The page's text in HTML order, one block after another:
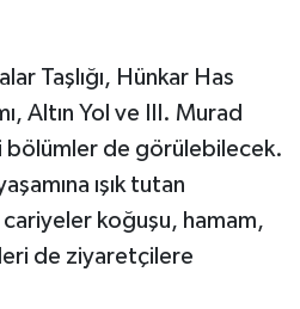
Taşlığı, Hünkar Has
Altın Yol ve III. Murad
bölümler de görülebilecek.
ışık tutan
koğuşu, hamam,
de ziyaretçilere